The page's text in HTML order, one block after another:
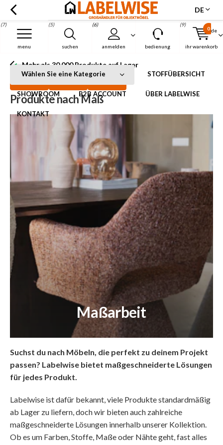
de
suchen
(5)
anmelden
(6)
menu
(7)
bedienung ihr warenkorb
0
(9)
Menu
DE
Mehr als 30.000 Produkte auf Lager
Wählen Sie eine Kategorie STOFFÜBERSICHT
SHOWROOM B2B ACCOUNT ÜBER LABELWISE
KONTAKT
Menu
Produkte nach Maß
Maßarbeit
Suchst du nach Möbeln, die perfekt zu deinem Projekt
passen? Labelwise bietet maßgeschneiderte Lösungen
für jedes Produkt.
Labelwise ist dafür bekannt, viele Produkte standardmäßig
ab Lager zu liefern, doch wir bieten auch zahlreiche
maßgeschneiderte Lösungen innerhalb unserer Kollektion.
Ob es um Farben, Stoffe, Maße oder Nähte geht, fast alles